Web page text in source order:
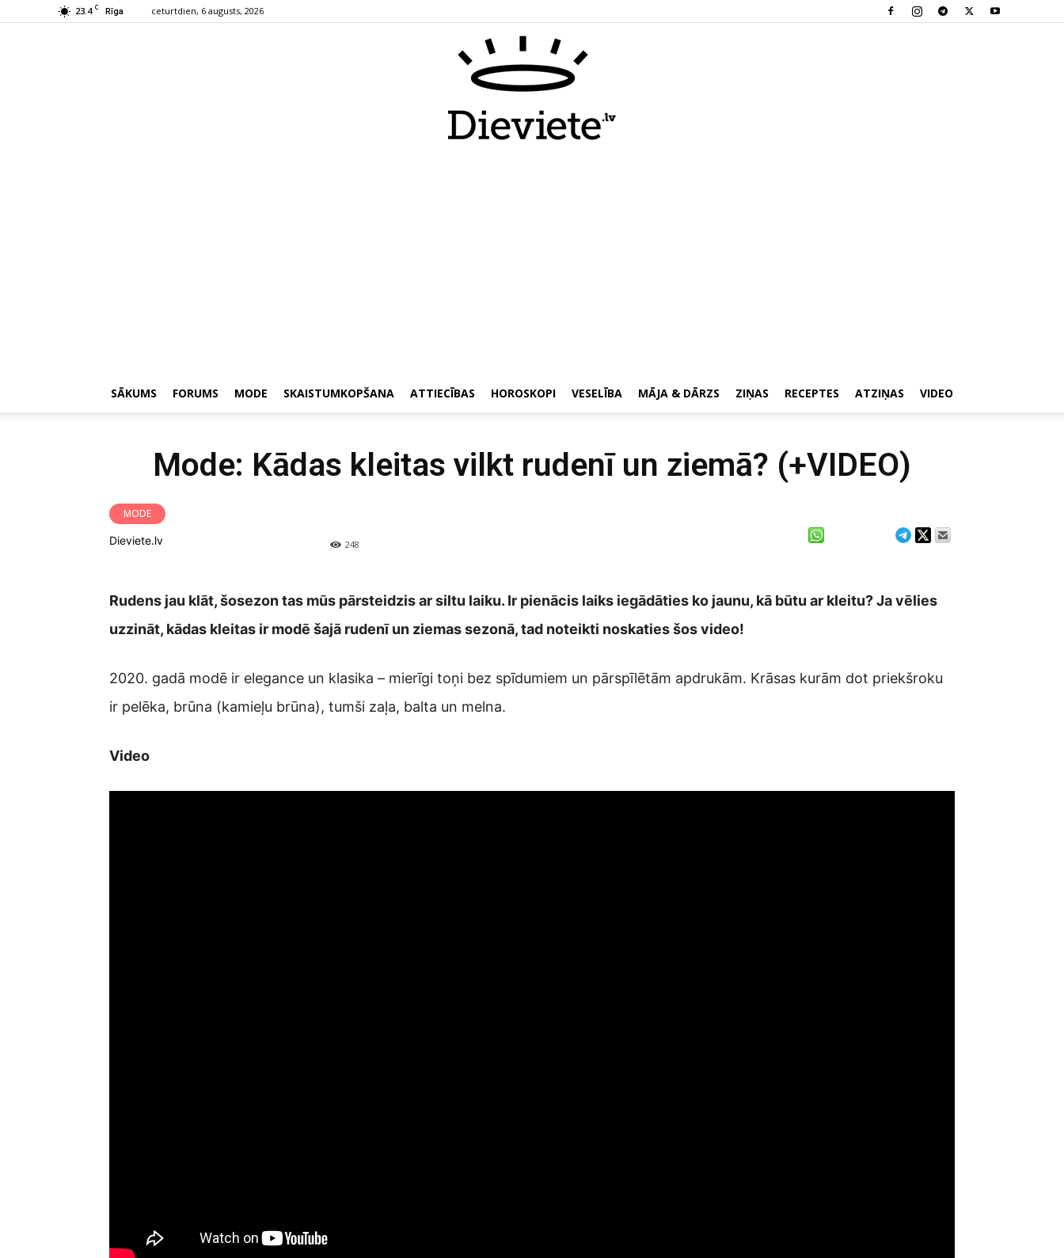
23.4 C Rīga ceturtdien, 6 augusts, 2026
SĀKUMS FORUMS MODE SKAISTUMKOPŠANA ATTIECĪBAS HOROSKOPI VESELĪBA MĀJA & DĀRZS ZIŅAS RECEPTES ATZIŅAS VIDEO
Mode: Kādas kleitas vilkt rudenī un ziemā? (+VIDEO)
MODE
Dieviete.lv
248
Rudens jau klāt, šosezon tas mūs pārsteidzis ar siltu laiku. Ir pienācis laiks iegādāties ko jaunu, kā būtu ar kleitu? Ja vēlies
uzzināt, kādas kleitas ir modē šajā rudenī un ziemas sezonā, tad noteikti noskaties šos video!
2020. gadā modē ir elegance un klasika – mierīgi toņi bez spīdumiem un pārspīlētām apdrukām. Krāsas kurām dot priekšroku
ir pelēka, brūna (kamieļu brūna), tumši zaļa, balta un melna.
Video